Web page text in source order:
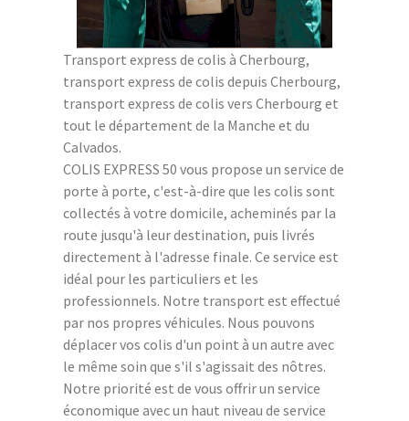
Transport express de colis à Cherbourg,
transport express de colis depuis Cherbourg,
transport express de colis vers Cherbourg et
tout le département de la Manche et du
Calvados.
COLIS EXPRESS 50 vous propose un service de
porte à porte, c'est-à-dire que les colis sont
collectés à votre domicile, acheminés par la
route jusqu'à leur destination, puis livrés
directement à l'adresse finale. Ce service est
idéal pour les particuliers et les
professionnels. Notre transport est effectué
par nos propres véhicules. Nous pouvons
déplacer vos colis d'un point à un autre avec
le même soin que s'il s'agissait des nôtres.
Notre priorité est de vous offrir un service
économique avec un haut niveau de service